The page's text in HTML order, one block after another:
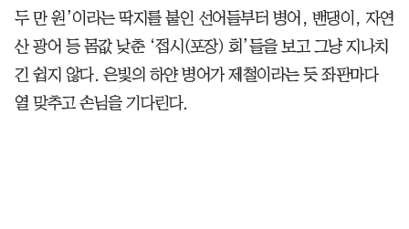
두 만 원’이라는 딱지를 붙인 선어들부터 병어, 밴댕이, 자연
산 광어 등 몸값 낮춘 ‘접시(포장) 회’들을 보고 그냥 지나치
긴 쉽지 않다. 은빛의 하얀 병어가 제철이라는 듯 좌판마다
열 맞추고 손님을 기다린다.